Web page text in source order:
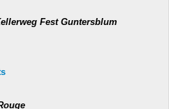
Fest Guntersblum